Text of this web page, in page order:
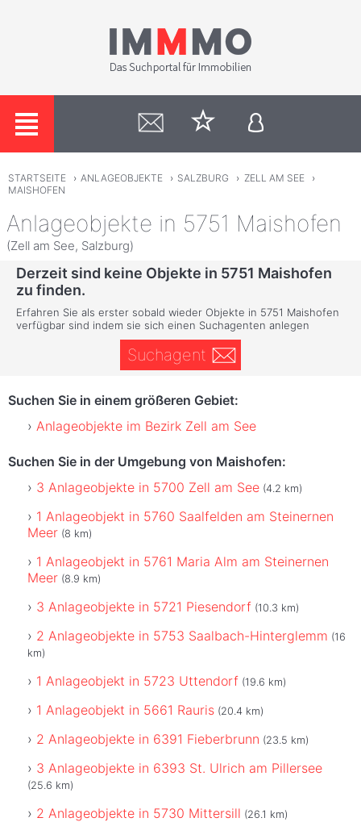
STARTSEITE › ANLAGEOBJEKTE › SALZBURG › ZELL AM SEE
›
MAISHOFEN
Anlageobjekte in 5751 Maishofen
(Zell am See, Salzburg)
Derzeit sind keine Objekte in 5751 Maishofen
zu finden.
Erfahren Sie als erster sobald wieder Objekte in 5751 Maishofen
verfügbar sind indem sie sich einen Suchagenten anlegen
Suchagent
Suchen Sie in einem größeren Gebiet:
Anlageobjekte im Bezirk Zell am See
Suchen Sie in der Umgebung von Maishofen:
3 Anlageobjekte in 5700 Zell am See (4.2 km)
1 Anlageobjekt in 5760 Saalfelden am Steinernen
Meer (8 km)
1 Anlageobjekt in 5761 Maria Alm am Steinernen
Meer (8.9 km)
3 Anlageobjekte in 5721 Piesendorf (10.3 km)
2 Anlageobjekte in 5753 Saalbach-Hinterglemm (16
km)
1 Anlageobjekt in 5723 Uttendorf (19.6 km)
1 Anlageobjekt in 5661 Rauris (20.4 km)
2 Anlageobjekte in 6391 Fieberbrunn (23.5 km)
3 Anlageobjekte in 6393 St. Ulrich am Pillersee
(25.6 km)
2 Anlageobjekte in 5730 Mittersill (26.1 km)